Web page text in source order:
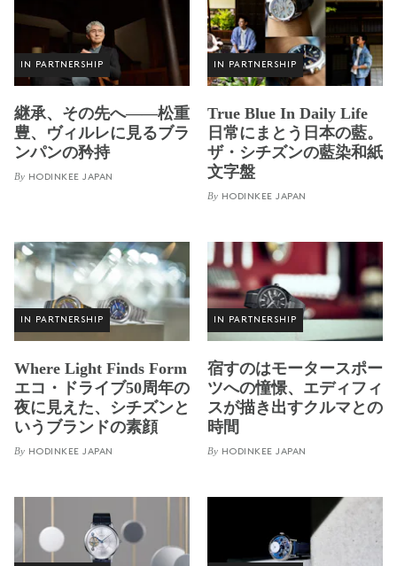
IN PARTNERSHIP
継承、その先へ——松重
豊、ヴィルレに見るブラ
ンパンの矜持
By HODINKEE JAPAN
IN PARTNERSHIP
True Blue In Daily Life
日常にまとう日本の藍。
ザ・シチズンの藍染和紙
文字盤
By HODINKEE JAPAN
IN PARTNERSHIP
Where Light Finds Form
エコ・ドライブ50周年の
夜に見えた、シチズンと
いうブランドの素顔
By HODINKEE JAPAN
IN PARTNERSHIP
宿すのはモータースポー
ツへの憧憬、エディフィ
スが描き出すクルマとの
時間
By HODINKEE JAPAN